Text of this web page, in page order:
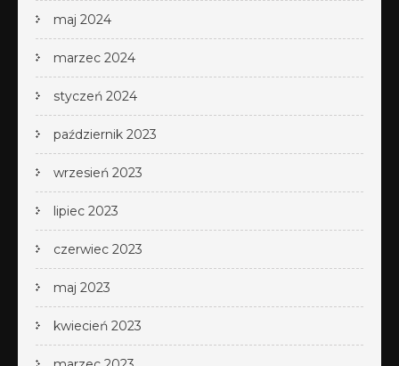
maj 2024
marzec 2024
styczeń 2024
październik 2023
wrzesień 2023
lipiec 2023
czerwiec 2023
maj 2023
kwiecień 2023